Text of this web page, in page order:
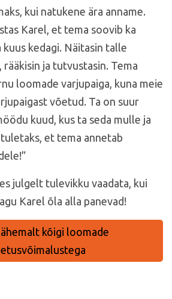
kui natukene ära anname.
Karel, et tema soovib ka
kedagi. Näitasin talle
ja tutvustasin. Tema
loomade varjupaiga, kuna meie
võetud. Ta on suur
kuud, kus ta seda mulle ja
et tema annetab
julgelt tulevikku vaadata, kui
Karel õla alla panevad!
kõigi loomade